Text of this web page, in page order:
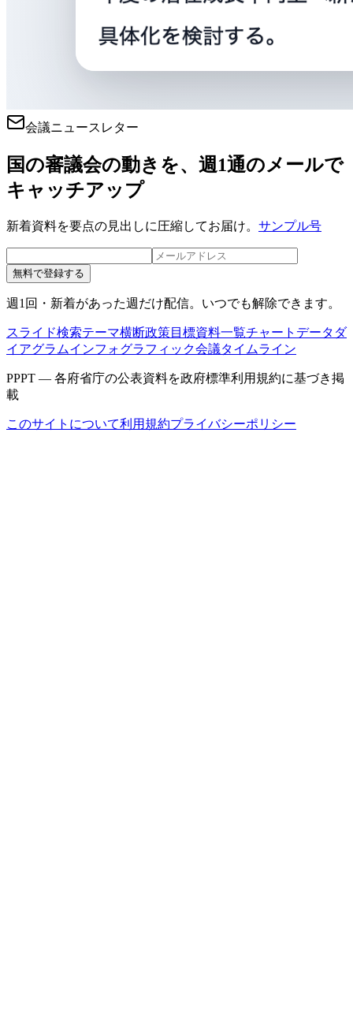
会議ニュースレター
国の審議会の動きを、週1通のメールで
キャッチアップ
新着資料を要点の見出しに圧縮してお届け。 サンプル号
無料で登録する
週1回・新着があった週だけ配信。いつでも解除できます。
スライド検索テーマ横断政策目標資料一覧チャートデータ ダ
イアグラムインフォグラフィック会議タイムライン
PPPT — 各府省庁の公表資料を政府標準利用規約に基づき掲
載
このサイトについて利用規約プライバシーポリシー